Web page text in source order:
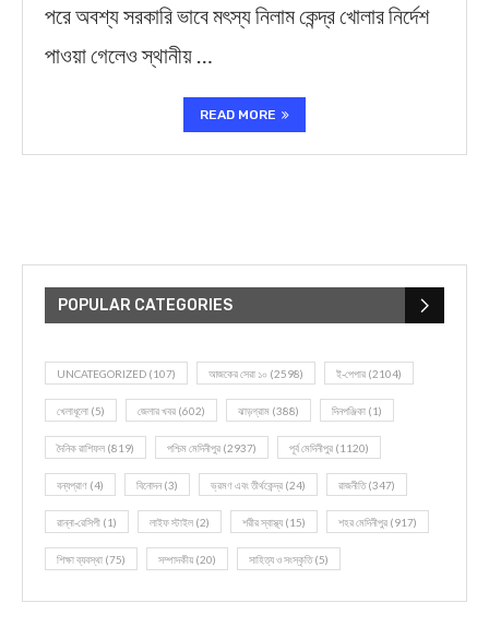
পরে অবশ্য সরকারি ভাবে মৎস্য নিলাম কেন্দ্র খোলার নির্দেশ
পাওয়া গেলেও স্থানীয় …
READ MORE
POPULAR CATEGORIES
UNCATEGORIZED (107) আজকের সেরা ১০ (2598) ই-পেপার (2104)
খেলাধূলো (5) জেলার খবর (602) ঝাড়গ্রাম (388) দিনপঞ্জিকা (1)
দৈনিক রাশিফল (819) পশ্চিম মেদিনীপুর (2937) পূর্ব মেদিনীপুর (1120)
বন্যপ্রাণ (4) বিনোদন(3) ভ্রমণ এবং তীর্থকেন্দ্র (24) রাজনীতি(347)
রান্না-রেসিপী (1) লাইফ স্টাইল (2) শরীর স্বাস্থ্য (15) শহর মেদিনীপুর (917)
শিক্ষা ব্যবস্থা (75) সম্পাদকীয় (20) সাহিত্য ও সংস্কৃতি(5)